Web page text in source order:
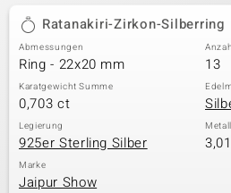
Ratanakiri-Zirkon-Silberring
Abmessungen
Ring - 22x20 mm 13
Karatgewicht Summe
0,703 ct
Legierung
925er Sterling Silber
Marke
Jaipur Show